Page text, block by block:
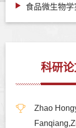
食品微生物
科研
Zhao